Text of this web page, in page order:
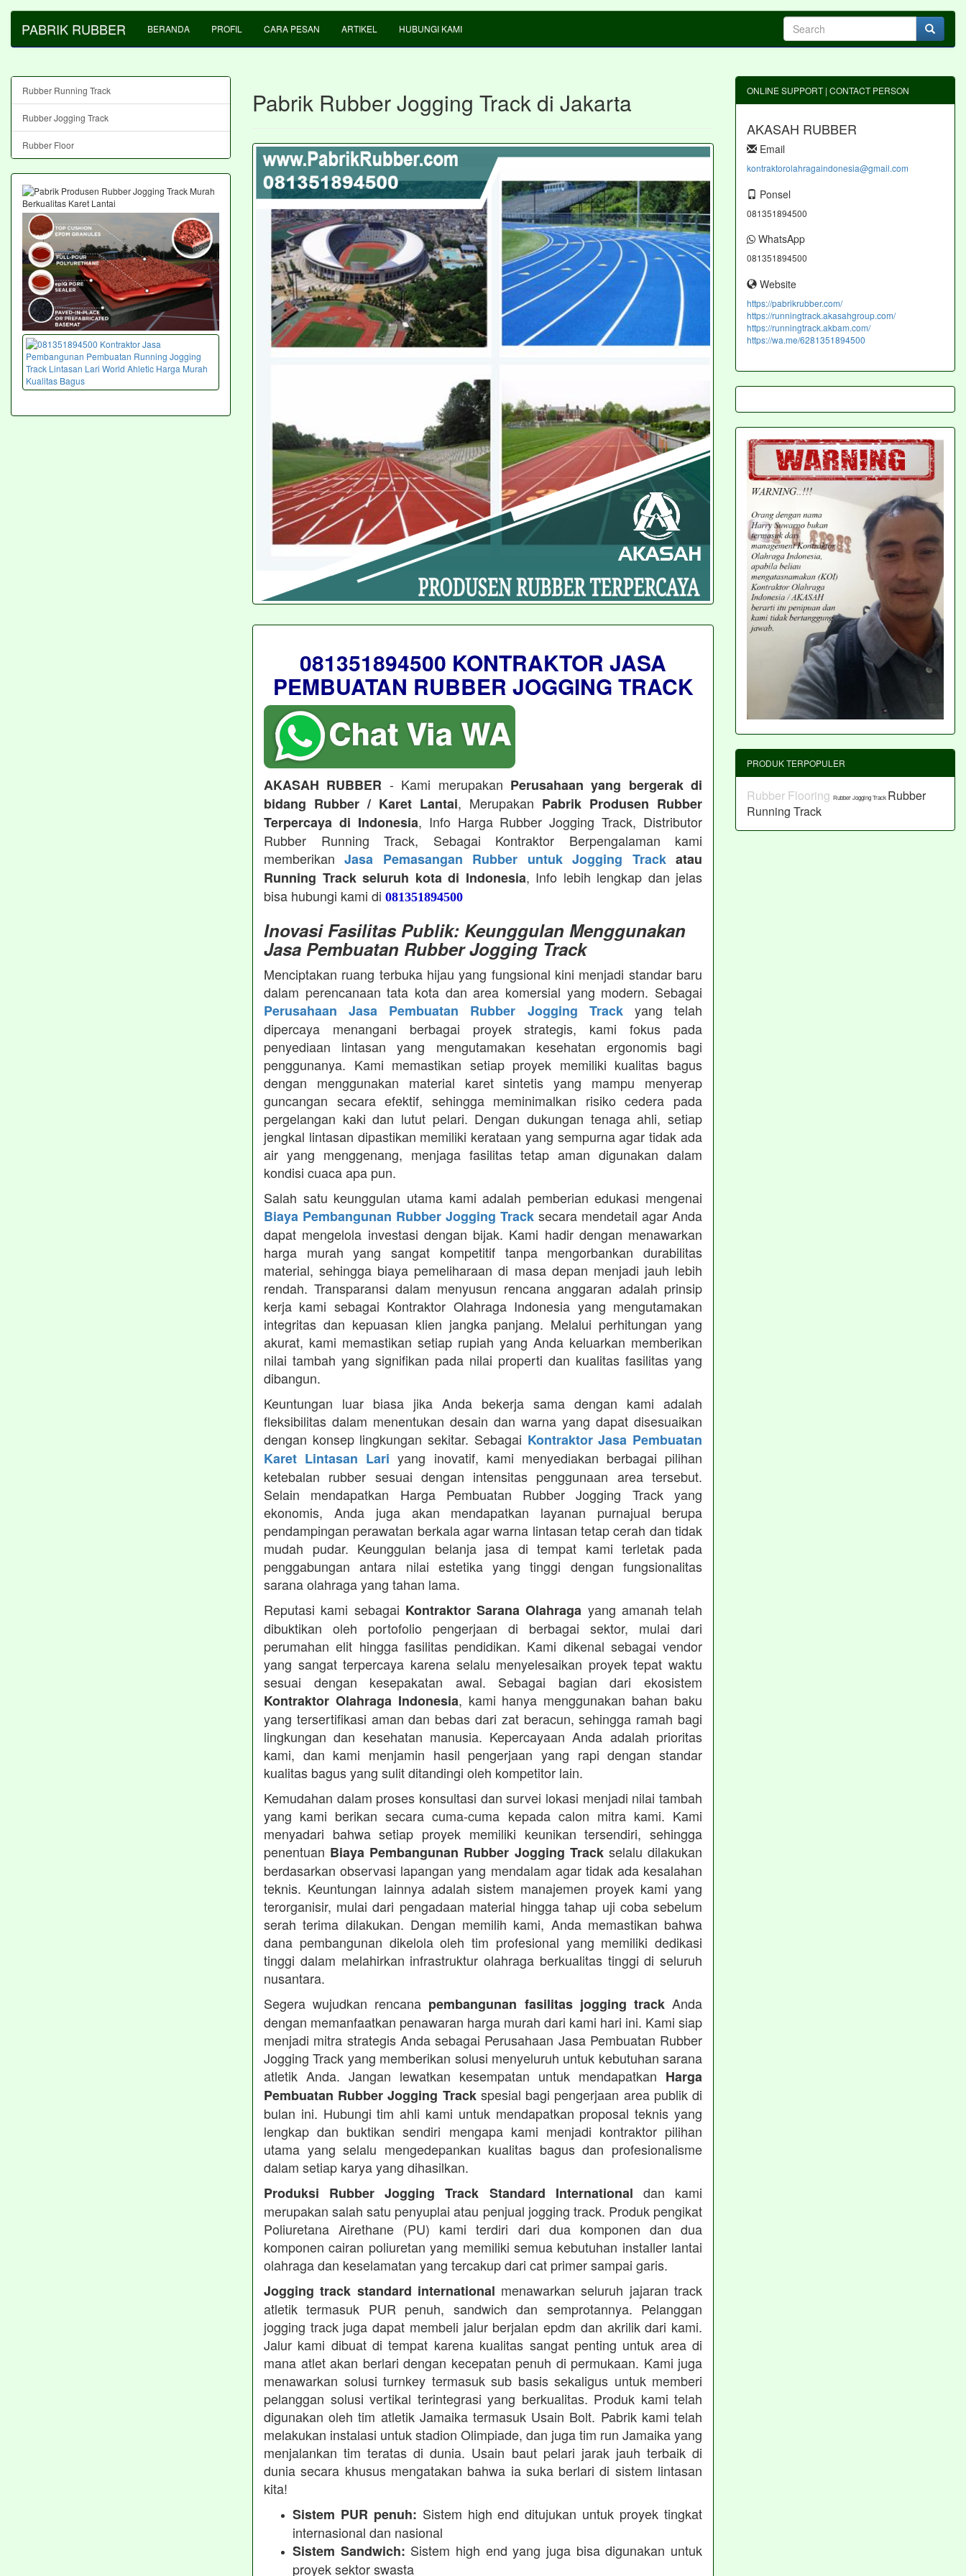
PABRIK RUBBER BERANDA PROFIL CARA PESAN ARTIKEL HUBUNGI KAMI
Pabrik Rubber Jogging Track di Jakarta
081351894500 KONTRAKTOR JASA
PEMBUATAN RUBBER JOGGING TRACK
AKASAH RUBBER - Kami merupakan Perusahaan yang bergerak di
bidang Rubber / Karet Lantai, Merupakan Pabrik Produsen Rubber
Terpercaya di Indonesia, Info Harga Rubber Jogging Track, Distributor
Rubber Running Track, Sebagai Kontraktor Berpengalaman kami
memberikanJasa Pemasangan Rubber untuk Jogging Trackatau
Running Track seluruh kota di Indonesia, Info lebih lengkap dan jelas
bisa hubungi kami di 081351894500
Inovasi Fasilitas Publik: Keunggulan Menggunakan
Jasa Pembuatan Rubber Jogging Track
Menciptakan ruang terbuka hijau yang fungsional kini menjadi standar baru
dalam perencanaan tata kota dan area komersial yang modern. Sebagai
Perusahaan Jasa Pembuatan Rubber Jogging Trackyang telah
dipercaya menangani berbagai proyek strategis, kami fokus pada
penyediaan lintasan yang mengutamakan kesehatan ergonomis bagi
penggunanya. Kami memastikan setiap proyek memiliki kualitas bagus
dengan menggunakan material karet sintetis yang mampu menyerap
guncangan secara efektif, sehingga meminimalkan risiko cedera pada
pergelangan kaki dan lutut pelari. Dengan dukungan tenaga ahli, setiap
jengkal lintasan dipastikan memiliki kerataan yang sempurna agar tidak ada
air yang menggenang, menjaga fasilitas tetap aman digunakan dalam
kondisi cuaca apa pun.
Salah satu keunggulan utama kami adalah pemberian edukasi mengenai
Biaya Pembangunan Rubber Jogging Track secara mendetail agar Anda
dapat mengelola investasi dengan bijak. Kami hadir dengan menawarkan
harga murah yang sangat kompetitif tanpa mengorbankan durabilitas
material, sehingga biaya pemeliharaan di masa depan menjadi jauh lebih
rendah. Transparansi dalam menyusun rencana anggaran adalah prinsip
kerja kami sebagai Kontraktor Olahraga Indonesia yang mengutamakan
integritas dan kepuasan klien jangka panjang. Melalui perhitungan yang
akurat, kami memastikan setiap rupiah yang Anda keluarkan memberikan
nilai tambah yang signifikan pada nilai properti dan kualitas fasilitas yang
dibangun.
Keuntungan luar biasa jika Anda bekerja sama dengan kami adalah
fleksibilitas dalam menentukan desain dan warna yang dapat disesuaikan
dengan konsep lingkungan sekitar. Sebagai Kontraktor Jasa Pembuatan
Karet Lintasan Lari yang inovatif, kami menyediakan berbagai pilihan
ketebalan rubber sesuai dengan intensitas penggunaan area tersebut.
Selain mendapatkan Harga Pembuatan Rubber Jogging Track yang
ekonomis, Anda juga akan mendapatkan layanan purnajual berupa
pendampingan perawatan berkala agar warna lintasan tetap cerah dan tidak
mudah pudar. Keunggulan belanja jasa di tempat kami terletak pada
penggabungan antara nilai estetika yang tinggi dengan fungsionalitas
sarana olahraga yang tahan lama.
Reputasi kami sebagai Kontraktor Sarana Olahraga yang amanah telah
dibuktikan oleh portofolio pengerjaan di berbagai sektor, mulai dari
perumahan elit hingga fasilitas pendidikan. Kami dikenal sebagai vendor
yang sangat terpercaya karena selalu menyelesaikan proyek tepat waktu
sesuai dengan kesepakatan awal. Sebagai bagian dari ekosistem
Kontraktor Olahraga Indonesia, kami hanya menggunakan bahan baku
yang tersertifikasi aman dan bebas dari zat beracun, sehingga ramah bagi
lingkungan dan kesehatan manusia. Kepercayaan Anda adalah prioritas
kami, dan kami menjamin hasil pengerjaan yang rapi dengan standar
kualitas bagus yang sulit ditandingi oleh kompetitor lain.
Kemudahan dalam proses konsultasi dan survei lokasi menjadi nilai tambah
yang kami berikan secara cuma-cuma kepada calon mitra kami. Kami
menyadari bahwa setiap proyek memiliki keunikan tersendiri, sehingga
penentuan Biaya Pembangunan Rubber Jogging Trackselalu dilakukan
berdasarkan observasi lapangan yang mendalam agar tidak ada kesalahan
teknis. Keuntungan lainnya adalah sistem manajemen proyek kami yang
terorganisir, mulai dari pengadaan material hingga tahap uji coba sebelum
serah terima dilakukan. Dengan memilih kami, Anda memastikan bahwa
dana pembangunan dikelola oleh tim profesional yang memiliki dedikasi
tinggi dalam melahirkan infrastruktur olahraga berkualitas tinggi di seluruh
nusantara.
Segera wujudkan rencana pembangunan fasilitas jogging trackAnda
dengan memanfaatkan penawaran harga murah dari kami hari ini. Kami siap
menjadi mitra strategis Anda sebagai Perusahaan Jasa Pembuatan Rubber
Jogging Track yang memberikan solusi menyeluruh untuk kebutuhan sarana
atletik Anda. Jangan lewatkan kesempatan untuk mendapatkan Harga
Pembuatan Rubber Jogging Trackspesial bagi pengerjaan area publik di
bulan ini. Hubungi tim ahli kami untuk mendapatkan proposal teknis yang
lengkap dan buktikan sendiri mengapa kami menjadi kontraktor pilihan
utama yang selalu mengedepankan kualitas bagus dan profesionalisme
dalam setiap karya yang dihasilkan.
Produksi Rubber Jogging Track Standard International dan kami
merupakan salah satu penyuplai atau penjual jogging track. Produk pengikat
Poliuretana Airethane (PU) kami terdiri dari dua komponen dan dua
komponen cairan poliuretan yang memiliki semua kebutuhan installer lantai
olahraga dan keselamatan yang tercakup dari cat primer sampai garis.
Jogging track standard international menawarkan seluruh jajaran track
atletik termasuk PUR penuh, sandwich dan semprotannya. Pelanggan
jogging track juga dapat membeli jalur berjalan epdm dan akrilik dari kami.
Jalur kami dibuat di tempat karena kualitas sangat penting untuk area di
mana atlet akan berlari dengan kecepatan penuh di permukaan. Kami juga
menawarkan solusi turnkey termasuk sub basis sekaligus untuk memberi
pelanggan solusi vertikal terintegrasi yang berkualitas. Produk kami telah
digunakan oleh tim atletik Jamaika termasuk Usain Bolt. Pabrik kami telah
melakukan instalasi untuk stadion Olimpiade, dan juga tim run Jamaika yang
menjalankan tim teratas di dunia. Usain baut pelari jarak jauh terbaik di
dunia secara khusus mengatakan bahwa ia suka berlari di sistem lintasan
kita!
Sistem PUR penuh: Sistem high end ditujukan untuk proyek tingkat
internasional dan nasional
Sistem Sandwich: Sistem high end yang juga bisa digunakan untuk
proyek sektor swasta
Rubber Running Track
Rubber Jogging Track
Rubber Floor
ONLINE SUPPORT | CONTACT PERSON
AKASAH RUBBER
Email
kontraktorolahragaindonesia@gmail.com
Ponsel
081351894500
WhatsApp
081351894500
Website
https://pabrikrubber.com/
https://runningtrack.akasahgroup.com/
https://runningtrack.akbam.com/
https://wa.me/6281351894500
PRODUK TERPOPULER
Rubber Flooring Rubber Jogging Track Rubber
Running Track